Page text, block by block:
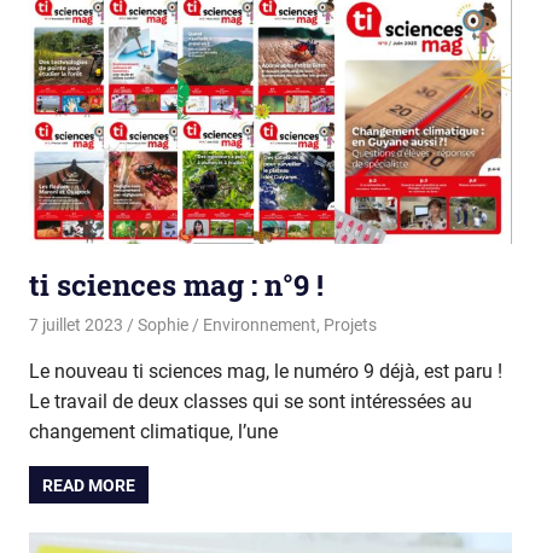
ti sciences mag : n°9 !
7 juillet 2023 Sophie Environnement, Projets
Le nouveau ti sciences mag, le numéro 9 déjà, est paru !
Le travail de deux classes qui se sont intéressées au
changement climatique, l’une
READ MORE